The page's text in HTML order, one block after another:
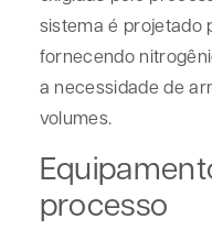
sistema é projetado
fornecendo
a necessidade de
volumes.
processo